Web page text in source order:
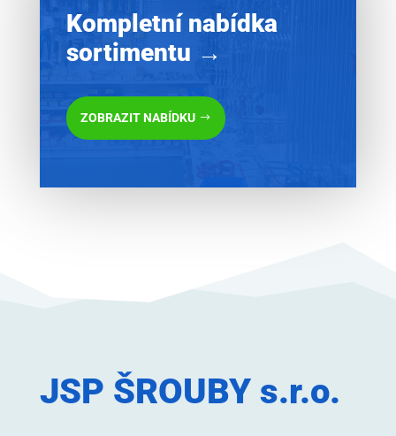
Kompletní nabídka
sortimentu →
ZOBRAZIT NABÍDKU
JSP ŠROUBY s.r.o.